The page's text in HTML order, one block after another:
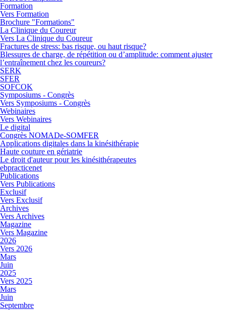
Formation
Vers Formation
Brochure "Formations"
La Clinique du Coureur
Vers La Clinique du Coureur
Fractures de stress: bas risque, ou haut risque?
Blessures de charge, de répétition ou d’amplitude: comment ajuster
l’entraînement chez les coureurs?
SERK
SFER
SOFCOK
Symposiums - Congrès
Vers Symposiums - Congrès
Webinaires
Vers Webinaires
Le digital
Congrès NOMADe-SOMFER
Applications digitales dans la kinésithérapie
Haute couture en gériatrie
Le droit d'auteur pour les kinésithérapeutes
ebpracticenet
Publications
Vers Publications
Exclusif
Vers Exclusif
Archives
Vers Archives
Magazine
Vers Magazine
2026
Vers 2026
Mars
Juin
2025
Vers 2025
Mars
Juin
Septembre